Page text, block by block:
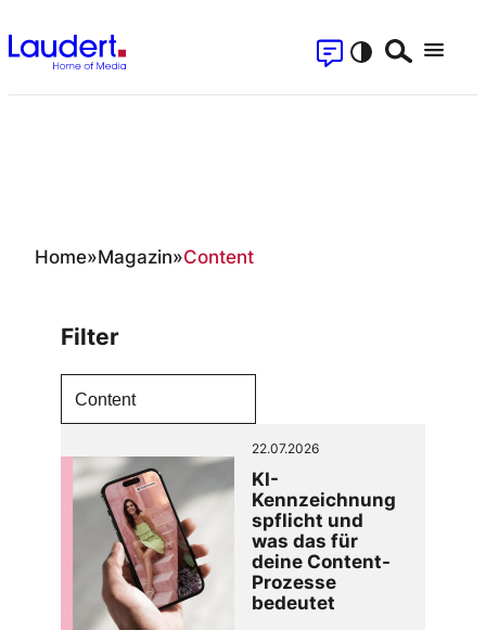
Inhalt
Kontakt
Home»Magazin»Content
Filter
22.07.2026
KI-
Kennzeichnung
spflicht und
was das für
deine Content-
Prozesse
bedeutet